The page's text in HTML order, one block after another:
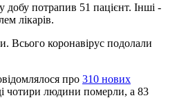
добу потрапив 51 пацієнт. Інші -
лікарів.
Всього коронавірус подолали
про 310 нових
чотири людини померли, а 83